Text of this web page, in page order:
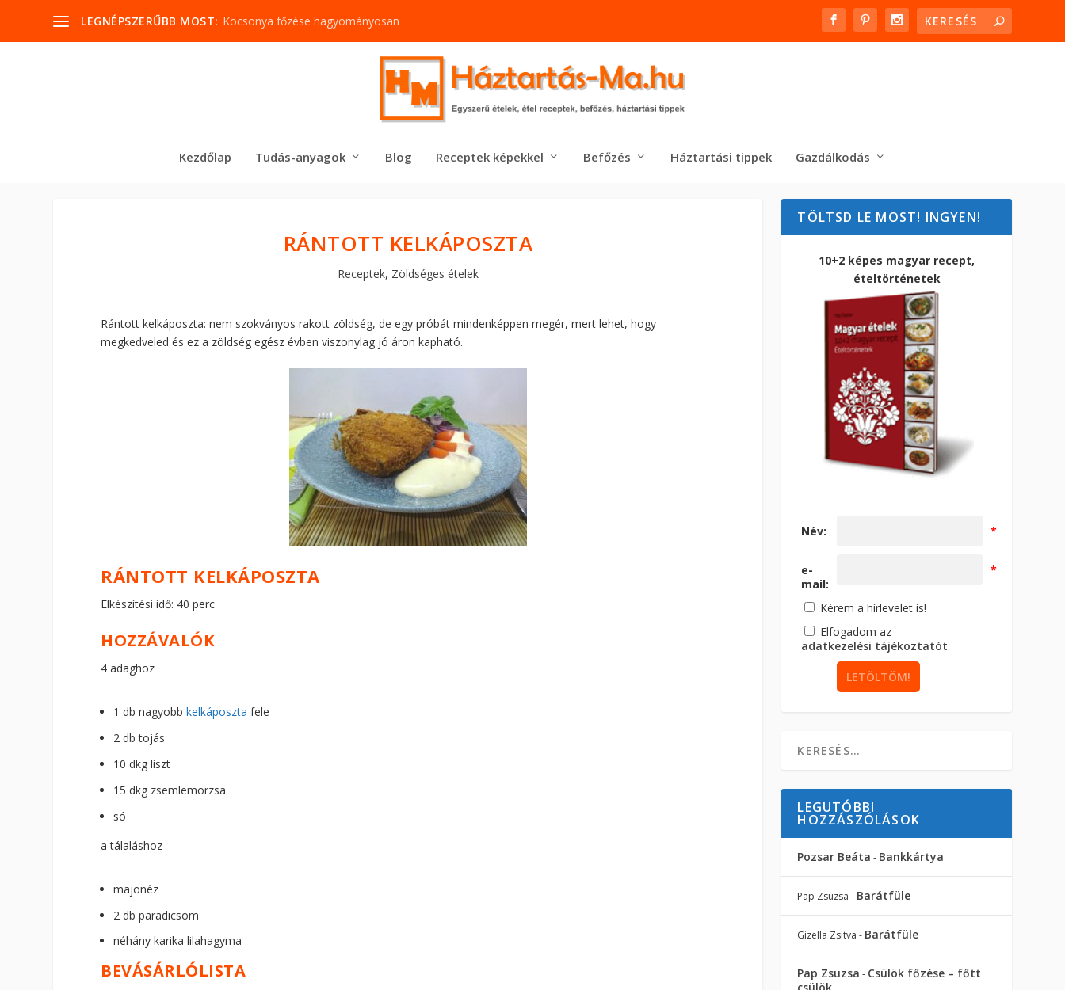
LEGNÉPSZERŰBB MOST: Kocsonya főzése hagyományosan
Kezdőlap Tudás-anyagok Blog Receptek képekkel Befőzés Háztartási tippek Gazdálkodás
RÁNTOTT KELKÁPOSZTA
Receptek, Zöldséges ételek
Rántott kelkáposzta: nem szokványos rakott zöldség, de egy próbát mindenképpen megér, mert lehet, hogy
megkedveled és ez a zöldség egész évben viszonylag jó áron kapható.
RÁNTOTT KELKÁPOSZTA
Elkészítési idő: 40 perc
HOZZÁVALÓK
4 adaghoz
1 db nagyobbkelkáposzta fele
2 db tojás
10 dkg liszt
15 dkg zsemlemorzsa
só
a tálaláshoz
majonéz
2 db paradicsom
néhány karika lilahagyma
BEVÁSÁRLÓLISTA
TÖLTSD LE MOST! INGYEN!
10+2 képes magyar recept,
ételtörténetek
Név: *
e-
mail:
*
Kérem a hírlevelet is!
Elfogadom az
adatkezelési tájékoztatót.
LEGUTÓBBI
HOZZÁSZÓLÁSOK
Pozsar Beáta - Bankkártya
Pap Zsuzsa - Barátfüle
Gizella Zsitva - Barátfüle
Pap Zsuzsa - Csülök főzése – főtt